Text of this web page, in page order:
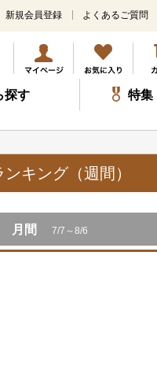
メ
ン
コ
ン
テ
ツ
キ
ッ
プ
新規会員登録 よくあるご質問
探す 特集
キング（週間）
月間 7/7～8/6